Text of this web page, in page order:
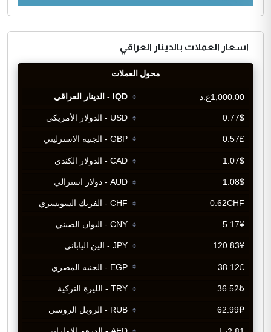
اسعار العملات بالدينار العراقي